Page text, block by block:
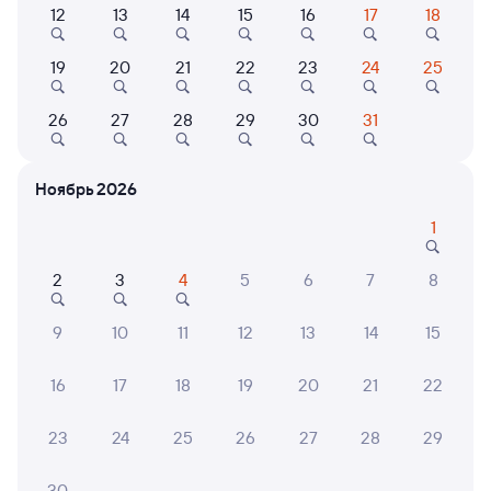
002Э Россия Проходящий 8,4
Ангарск
из Москвы Ярославской
Спасск-Дальний
в Владивосток (ж/д вокзал)
20:31 01:26
3 д 2 ч 55 м в пути
Дни следования
Найдём билет на поезд за вас
12 13 14 15 16 17 18
19 20 21 22 23 24 25
26 27 28 29 30 31
Ноябрь 2026
1
2 3 4 5 6 7 8
9 10 11 12 13 14 15
16 17 18 19 20 21 22
23 24 25 26 27 28 29